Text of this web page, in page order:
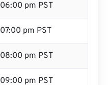
06:00 pm PST
07:00 pm PST
08:00 pm PST
09:00 pm PST